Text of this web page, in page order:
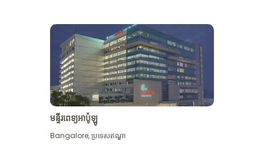
មើល​ច្រើន​ទៀត
មន្ទីរពេទ្យអាប៉ូឡូ
Bangalore,ប្រទេសឥណ្ឌា